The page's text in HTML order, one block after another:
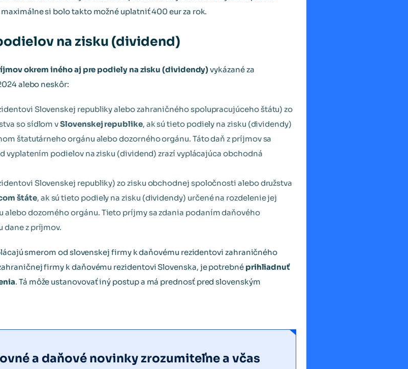
si bolo takto možné uplatniť 400 eur za rok.
na zisku (dividend)
okrem iného aj pre podiely na zisku (dividendy)vykázané za
alebo neskôr:
Slovenskej republiky alebo zahraničného spolupracujúceho štátu) zo
so sídlom vSlovenskej republike, ak sú tieto podiely na zisku (dividendy)
štatutárneho orgánu alebo dozorného orgánu. Táto daň z príjmov sa
vyplatením podielov na zisku (dividend) zrazí vyplácajúca obchodná
Slovenskej republiky) zo zisku obchodnej spoločnosti alebo družstva
štáte, ak sú tieto podiely na zisku (dividendy) určené na rozdelenie jej
dozorného orgánu. Tieto príjmy sa zdania podaním daňového
dane z príjmov.
smerom od slovenskej firmy k daňovému rezidentovi zahraničného
firmy k daňovému rezidentovi Slovenska, je potrebné prihliadnuť
. Tá môže ustanovovať iný postup a má prednosť pred slovenským
a daňové novinky zrozumiteľne a včas